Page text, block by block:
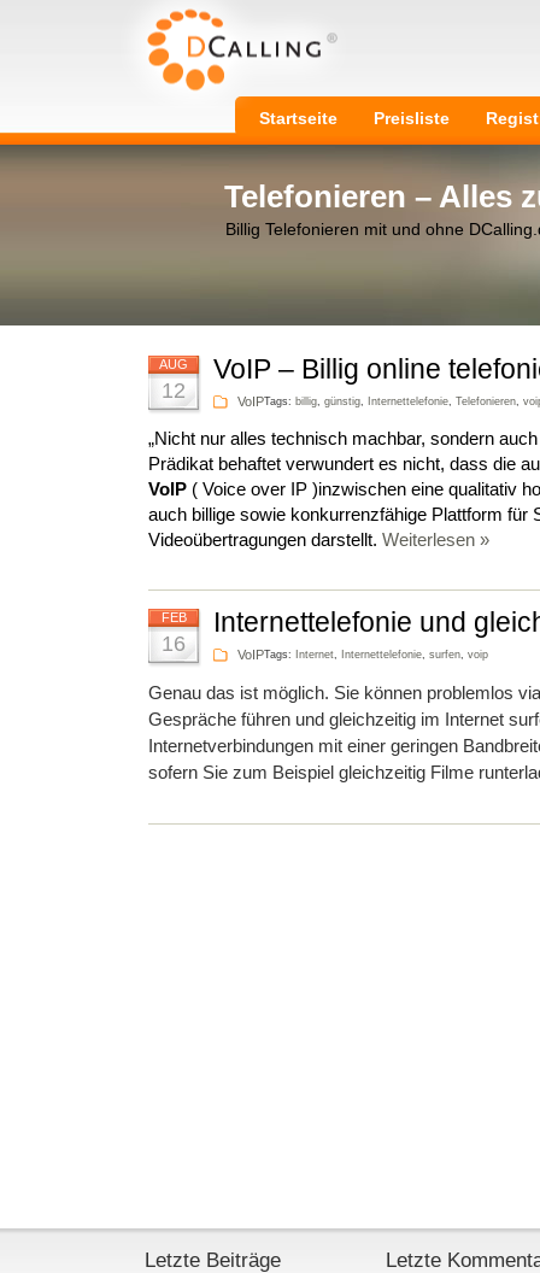
Startseite Preisliste
Telefonieren – Alles
Billig Telefonieren mit und ohne
AUG
12
VoIP – Billig online
Tags: billig, günstig, Internettelefonie, Telefonieren,
VoIP
„Nicht nur alles technisch machbar, sondern
Prädikat behaftet verwundert es nicht, dass die
VoIP ( Voice over IP )inzwischen eine qualitativ
auch billige sowie konkurrenzfähige Plattform für
Videoübertragungen darstellt. Weiterlesen »
FEB
16
Internettelefonie und
Tags: Internet, Internettelefonie, surfen, voip
VoIP
Genau das ist möglich. Sie können problemlos
Gespräche führen und gleichzeitig im Internet
Internetverbindungen mit einer geringen
sofern Sie zum Beispiel gleichzeitig Filme
Letzte Beiträge Letzte